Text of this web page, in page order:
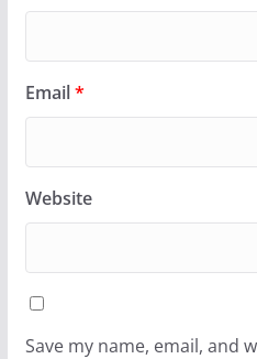
Email*
Website
Save my name, email, and